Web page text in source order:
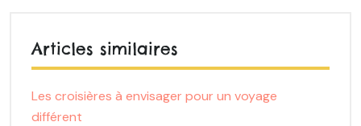
Articles similaires
Les croisières à envisager pour un voyage
différent